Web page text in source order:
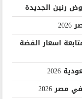
الفضة اليوم في مصر 2026 متابعة اسعار الفضة
2026
2026